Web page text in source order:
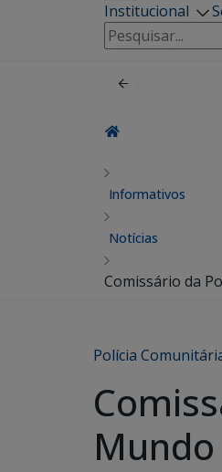
Institucional
Pesquisar
por:
Informativos
Notícias
Comissário da
Polícia